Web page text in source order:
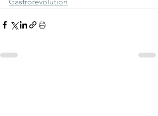
Gastrorevolution